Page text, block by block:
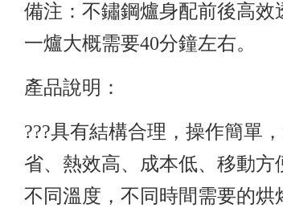
備注：不鏽鋼爐身配前後高效
一爐大概需要40分鐘左右。
產品說明：
???具有結構合理，操作簡單
省、熱效高、成本低、移動
不同溫度，不同時間需要的烘